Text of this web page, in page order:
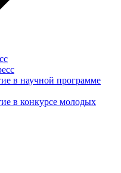
в научной программе
в конкурсе молодых